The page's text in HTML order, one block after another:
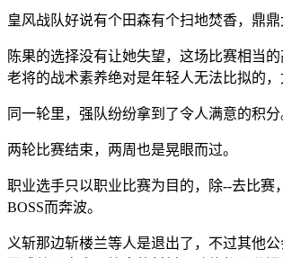
皇风战队好说有个田森有个扫地焚香，鼎
陈果的选择没有让她失望，这场比赛相当
老将的战术素养绝对是年轻人无法比拟的
同一轮里，强队纷纷拿到了令人满意的积
两轮比赛结束，两周也是晃眼而过。
职业选手只以职业比赛为目的，除--去比
BOSS而奔波。
义斩那边斩楼兰等人是退出了，不过其他